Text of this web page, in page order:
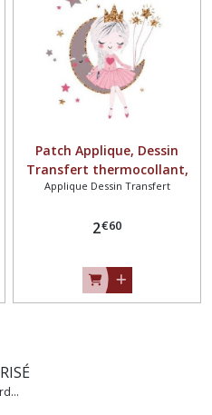
Patch Applique, Dessin
Transfert thermocollant,
PRINCESSE FILLE, LUNE
sérigraphie à repasser -
Applique Dessin Transfert
2€60